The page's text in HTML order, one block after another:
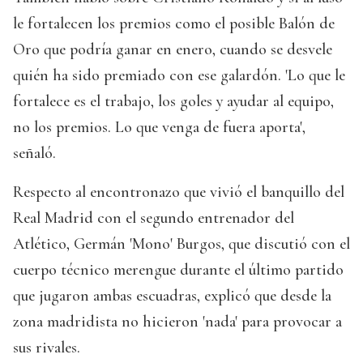
le fortalecen los premios como el posible Balón de
Oro que podría ganar en enero, cuando se desvele
quién ha sido premiado con ese galardón. 'Lo que le
fortalece es el trabajo, los goles y ayudar al equipo,
no los premios. Lo que venga de fuera aporta',
señaló.
Respecto al encontronazo que vivió el banquillo del
Real Madrid con el segundo entrenador del
Atlético, Germán 'Mono' Burgos, que discutió con el
cuerpo técnico merengue durante el último partido
que jugaron ambas escuadras, explicó que desde la
zona madridista no hicieron 'nada' para provocar a
sus rivales.